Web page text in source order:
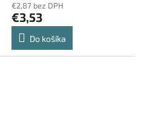
€2,87 bez DPH
€3,53
Do košíka